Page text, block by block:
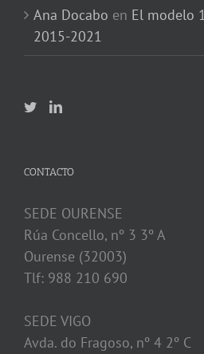
Ana Docabo en El modelo
2015-2021
CONTACTO
SEDE OURENSE
Rúa Concello, nº 3 3º A
Ourense (32003)
Tlf: 988 210 690
SEDE VIGO
Avda. do Fragoso, nº 4 2º C